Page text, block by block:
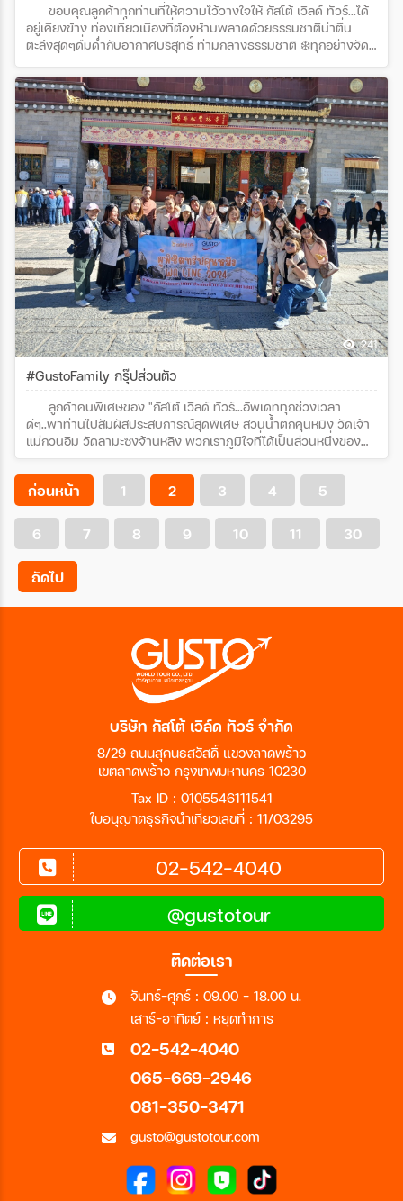
ขอบคุณลูกค้าทุกท่านที่ให้ความไว้วางใจให้ กัสโต้ เวิลด์ ทัวร์...ได้
อยู่เคียงข้าง ท่องเที่ยวเมืองที่ต้องห้ามพลาดด้วยธรรมชาติน่าตื่น
ตะลึงสุดๆดื่มด่ำกับอากาศบริสุทธิ์ ท่ามกลางธรรมชาติ ❄️ทุกอย่างจัด
เต็ม คุณภาพเหนือมาตรฐาน รับรองสนุกสนาน บริการประทับใจ
แน่นอนค่า ❤️ขอขอบพระคุณบริษัท Rabbit Life Insurance ลูกค้าทั้ง
26 ท่านด้วยนะคะที่สนับสนุนกัสโต้ เวิลด์ ทัวร์ด้วยใจจริงค่ะ โปรแกรม
ทัวร์ : คุนหมิง ต้าหลี่ แชงกรีล่า ลี่เจียง โดยสายการบิน Kunming
Airlines (KY)
#GustoFamily กรุ๊ปส่วนตัว
241
ลูกค้าคนพิเศษของ "กัสโต้ เวิลด์ ทัวร์...อัพเดททุกช่วงเวลา
ดีๆ..พาท่านไปสัมผัสประสบการณ์สุดพิเศษ สวนน้ำตกคุนหมิง วัดเจ้า
แม่กวนอิม วัดลามะซงจ้านหลิง พวกเราภูมิใจที่ได้เป็นส่วนหนึ่งของ
ความทรงจำดีๆ ของท่าน❤️ขอขอบพระคุณบริษัท Rabbit Life
Insurance ทุกท่านด้วยนะคะที่สนับสนุนกัสโต้ เวิลด์ ทัวร์ด้วยใจจริง
ค่ะ โปรแกรมทัวร์ : คุนหมิง ต้าหลี่ แชงกรีล่า ลี่เจียง โดยสายการ
บิน Kunming Airlines (KY)
ก่อนหน้า 1 2 3 4 5
6 7 8 9 10 11 30
ถัดไป
บริษัท กัสโต้ เวิล์ด ทัวร์ จำกัด
8/29 ถนนสุคนธสวัสดิ์ แขวงลาดพร้าว
เขตลาดพร้าว กรุงเทพมหานคร 10230
Tax ID : 0105546111541
ใบอนุญาตธุรกิจนำเที่ยวเลขที่ : 11/03295
02-542-4040
@gustotour
ติดต่อเรา
จันทร์-ศุกร์ : 09.00 - 18.00 น.
เสาร์-อาทิตย์ : หยุดทำการ
02-542-4040
065-669-2946
081-350-3471
gusto@gustotour.com